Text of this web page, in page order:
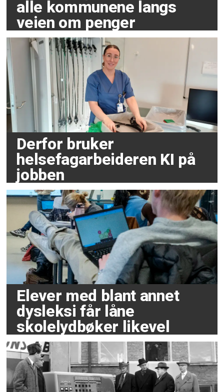
alle kommunene langs
veien om penger
Derfor bruker
helsefagarbeideren KI på
jobben
Elever med blant annet
dysleksi får låne
skolelydbøker likevel